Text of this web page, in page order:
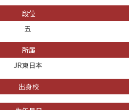
段位
五
所属
JR東日本
出身校